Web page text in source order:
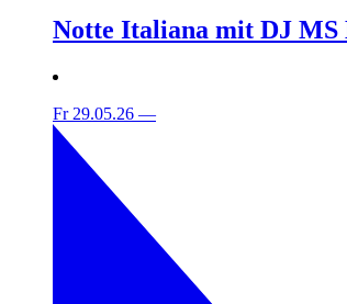
Notte Italiana mit DJ MS
Fr 29.05.26 —